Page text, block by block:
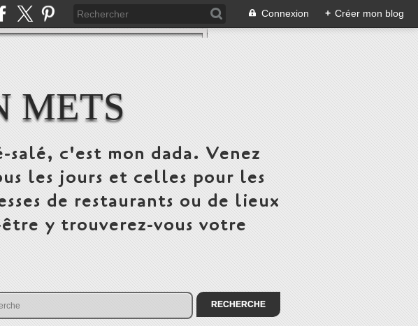
Connexion + Créer mon blog
METS
salé, c'est mon dada. Venez
les jours et celles pour les
de restaurants ou de lieux
y trouverez-vous votre